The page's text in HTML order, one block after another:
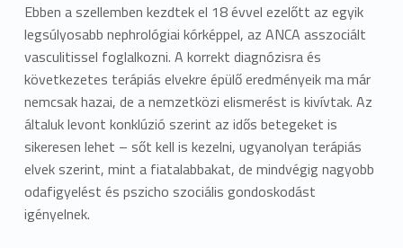
Ebben a szellemben kezdtek el 18 évvel ezelőtt az egyik
legsúlyosabb nephrológiai kórképpel, az ANCA asszociált
vasculitissel foglalkozni. A korrekt diagnózisra és
következetes terápiás elvekre épülő eredményeik ma már
nemcsak hazai, de a nemzetközi elismerést is kivívtak. Az
általuk levont konklúzió szerint az idős betegeket is
sikeresen lehet – sőt kell is kezelni, ugyanolyan terápiás
elvek szerint, mint a fiatalabbakat, de mindvégig nagyobb
odafigyelést és pszicho szociális gondoskodást
igényelnek.